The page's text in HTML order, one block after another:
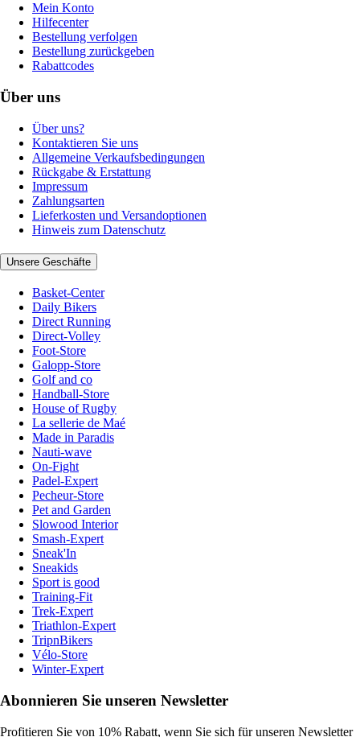
Mein Konto
Hilfecenter
Bestellung verfolgen
Bestellung zurückgeben
Rabattcodes
Über uns
Über uns?
Kontaktieren Sie uns
Allgemeine Verkaufsbedingungen
Rückgabe & Erstattung
Impressum
Zahlungsarten
Lieferkosten und Versandoptionen
Hinweis zum Datenschutz
Unsere Geschäfte
Basket-Center
Daily Bikers
Direct Running
Direct-Volley
Foot-Store
Galopp-Store
Golf and co
Handball-Store
House of Rugby
La sellerie de Maé
Made in Paradis
Nauti-wave
On-Fight
Padel-Expert
Pecheur-Store
Pet and Garden
Slowood Interior
Smash-Expert
Sneak'In
Sneakids
Sport is good
Training-Fit
Trek-Expert
Triathlon-Expert
TripnBikers
Vélo-Store
Winter-Expert
Abonnieren Sie unseren Newsletter
Profitieren Sie von 10% Rabatt, wenn Sie sich für unseren Newsletter